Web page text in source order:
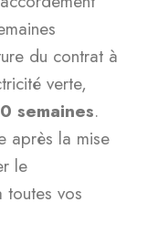
du contrat à
verte,
semaines.
après la mise
le
toutes vos